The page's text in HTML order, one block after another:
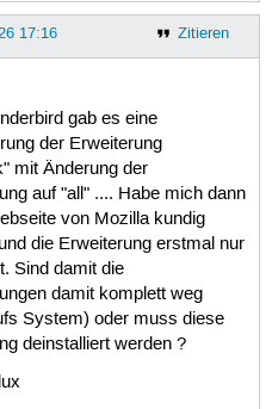
Zitieren
17:16
gab es eine
der Erweiterung
mit Änderung der
auf "all" .... Habe mich dann
von Mozilla kundig
die Erweiterung erstmal nur
Sind damit die
damit komplett weg
System) oder muss diese
deinstalliert werden ?